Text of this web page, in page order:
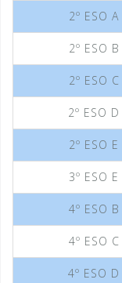
2º ESO A
2º ESO B
2º ESO C
2º ESO D
2º ESO E
3º ESO E
4º ESO B
4º ESO C
4º ESO D